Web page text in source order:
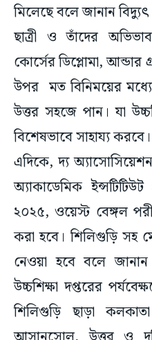
মিলেছে বলে জানান
ছাত্রী ও তাঁদের
কোর্সের ডিপ্লোমা, আন্ডার
উপর মত বিনিময়ের মধ্যে
উত্তর সহজে পান। যা
বিশেষভাবে সাহায্য করবে।
এদিকে, দ্য
অ্যাকাডেমিক
২০২৫, ওয়েস্ট বেঙ্গল
করা হবে। শিলিগুড়ি সহ
নেওয়া হবে বলে
উচ্চশিক্ষা দপ্তরের
শিলিগুড়ি ছাড়া